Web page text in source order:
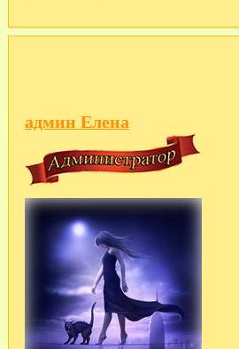
админ Елена